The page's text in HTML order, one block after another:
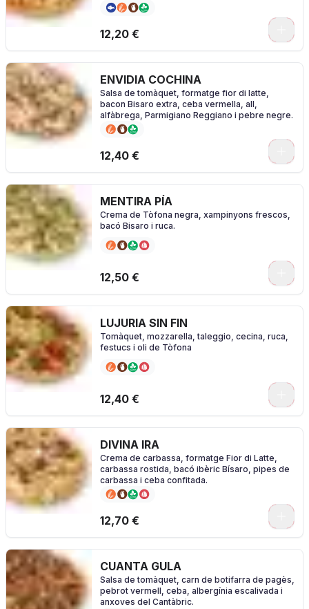
12,20 €
ENVIDIA COCHINA
Salsa de tomàquet, formatge fior di latte,
bacon Bisaro extra, ceba vermella, all,
alfàbrega, Parmigiano Reggiano i pebre negre.
12,40 €
MENTIRA PÍA
Crema de Tòfona negra, xampinyons frescos,
bacó Bisaro i ruca.
12,50 €
LUJURIA SIN FIN
Tomàquet, mozzarella, taleggio, cecina, ruca,
festucs i oli de Tòfona
12,40 €
DIVINA IRA
Crema de carbassa, formatge Fior di Latte,
carbassa rostida, bacó ibèric Bísaro, pipes de
carbassa i ceba confitada.
12,70 €
CUANTA GULA
Salsa de tomàquet, carn de botifarra de pagès,
pebrot vermell, ceba, albergínia escalivada i
anxoves del Cantàbric.